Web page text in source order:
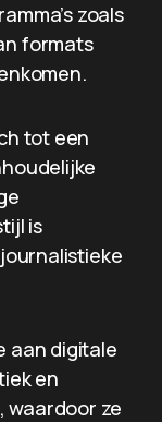
zoals
formats
tot een
is
aan digitale
en
ze